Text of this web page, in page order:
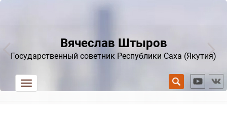
Вячеслав Штыров
Государственный советник Республики Саха (Якутия)
trk